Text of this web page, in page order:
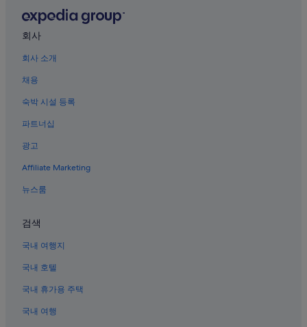
우구이스다니 역의 게스트하우스
우에노의 가족 여행 호텔
우에노의 로맨틱 호텔
수주모토 극장 근처 호텔
우에노 공원 근처 호텔
우구이스다니 역의 아파트식 호텔
회사
회사 소개
채용
숙박 시설 등록
파트너십
광고
Affiliate Marketing
뉴스룸
검색
국내 여행지
국내 호텔
국내 휴가용 주택
국내 여행